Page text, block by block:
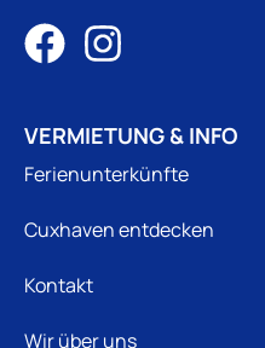
VERMIETUNG & INFO
Ferienunterkünfte
Cuxhaven entdecken
Kontakt
Wir über uns